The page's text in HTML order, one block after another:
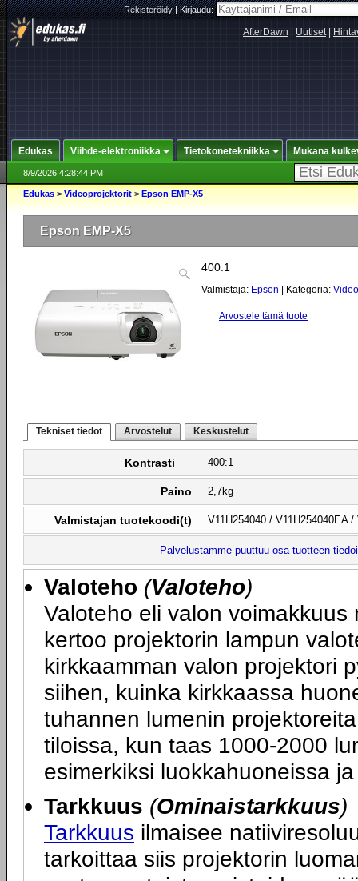
Rekisteröidy|Kirjaudu:
AfterDawn Uutiset|
Edukas Viihde-elektroniikka Tietokonetekniikka Mukana
8/9/2026 4:28:44 PM
Edukas > Videoprojektorit > Epson EMP-X5
Epson EMP-X5
400:1
Valmistaja: Epson | Kategoria:
Arvostele tämä tuote
Tekniset tiedot Arvostelut Keskustelut
Kontrasti 400:1
Paino 2,7kg
Valmistajan tuotekoodi(t) V11H254040 / V11H254040EA
Palvelustamme puuttuu osa tuotteen
Valoteho (Valoteho)
Valoteho eli valon
kertoo projektorin lampun
kirkkaamman valon projektori
siihen, kuinka kirkkaassa
tuhannen lumenin
tiloissa, kun taas 1000-2000
esimerkiksi luokkahuoneissa
Tarkkuus (Ominaistarkkuus)
Tarkkuus ilmaisee
tarkoittaa siis projektorin